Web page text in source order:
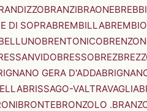
BRANZIBRAONE
DI SOPRABREMBILLABREMBIO
BRENTONICO
BRESSOBREZ
GERA D'ADDA
BRISSAGO-VALTRAVAGLIA
BRONTEBRONZOLO